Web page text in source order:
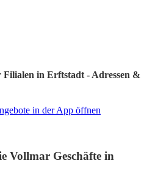
in Erftstadt - Adressen &
in der App öffnen
Vollmar Geschäfte in